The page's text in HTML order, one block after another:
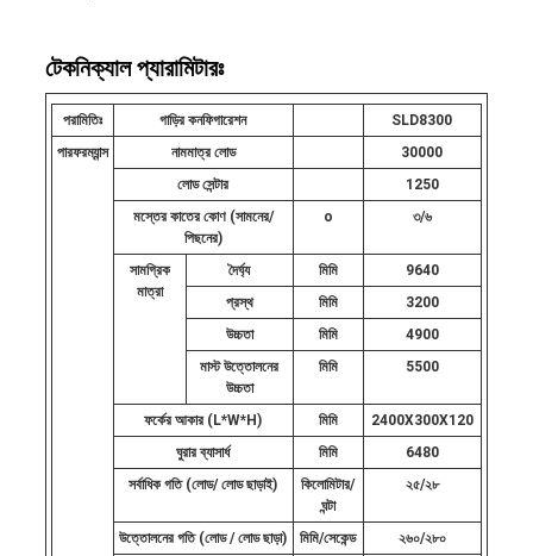
টেকনিক্যাল প্যারামিটারঃ
পরামিতিঃ গাড়ির কনফিগারেশন SLD8300
পারফরম্যান্স
নামমাত্র লোড
30000
লোড সেন্টার
1250
মস্তের কাতের কোণ (সামনের/
পিছনের)
o ৩/৬
সামগ্রিক
মাত্রা
দৈর্ঘ্য মিমি
9640
প্রস্থ
মিমি
3200
উচ্চতা
মিমি
4900
মাস্ট উত্তোলনের
উচ্চতা
মিমি 5500
ফর্কের আকার (L*W*H) মিমি
2400X300X120
ঘুরার ব্যাসার্ধ
মিমি
6480
সর্বাধিক গতি (লোড/ লোড ছাড়াই)
কিলোমিটার/
ঘন্টা
২৫/২৮
উত্তোলনের গতি (লোড / লোড ছাড়া) মিমি/সেকেন্ড
২৬০/২৮০